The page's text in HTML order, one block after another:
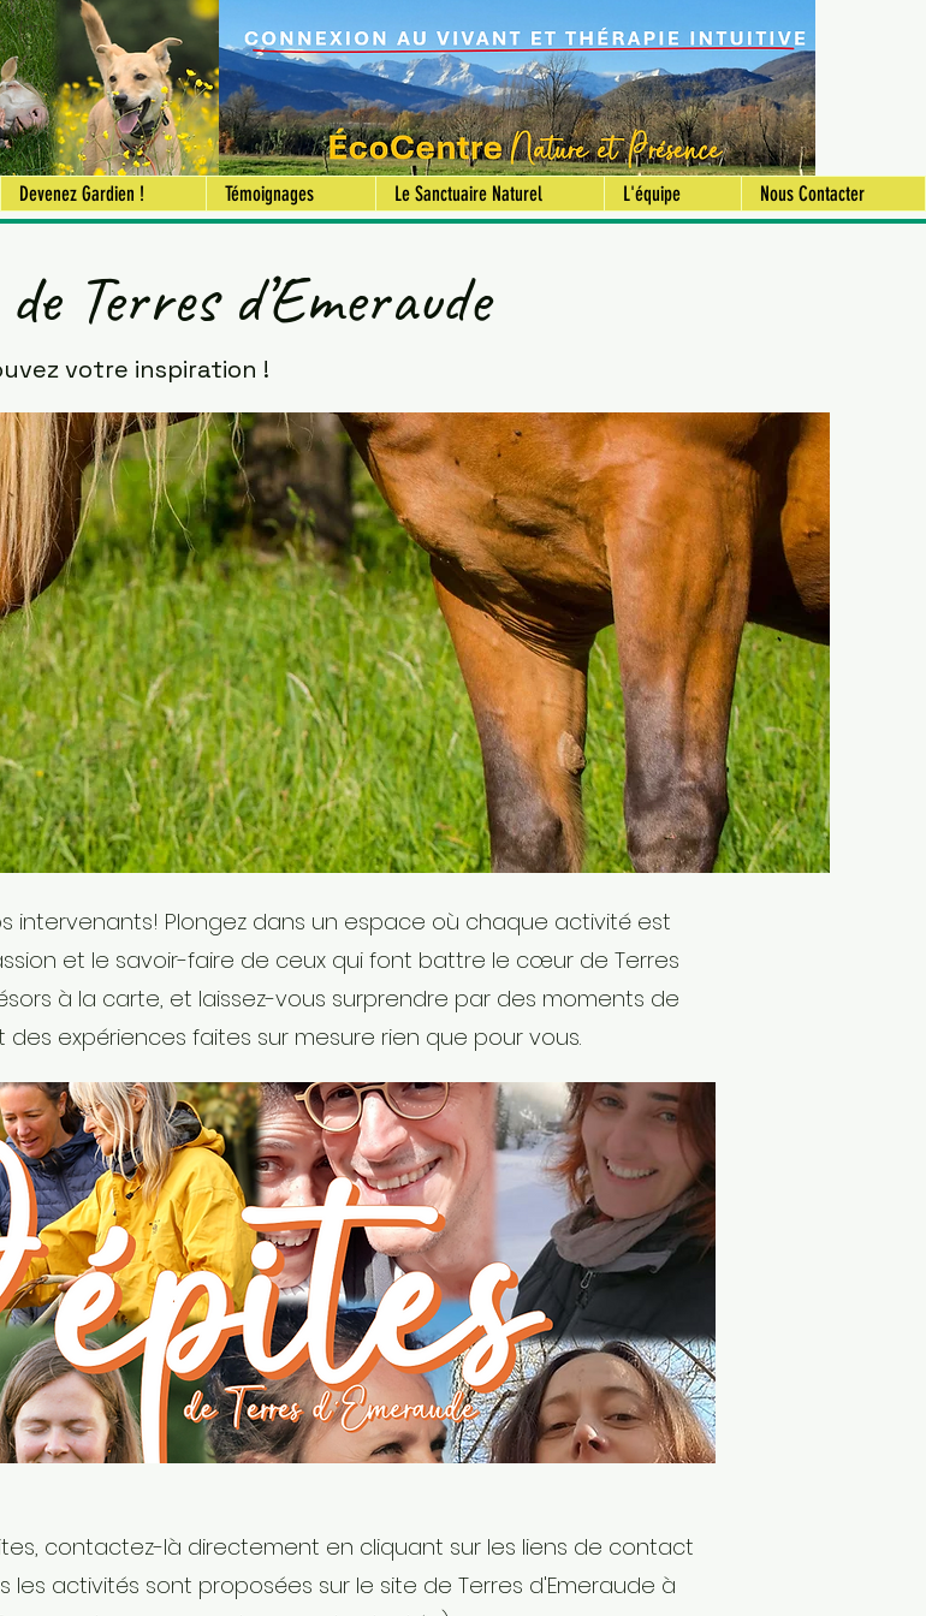
Devenez Gardien ! Témoignages Le Sanctuaire Naturel L'équipe Nous Contacter
Terres d’Emeraude
votre inspiration !
intervenants! Plongez dans un espace où chaque activité est
et le savoir-faire de ceux qui font battre le cœur de Terres
à la carte, et laissez-vous surprendre par des moments de
expériences faites sur mesure rien que pour vous.
contactez-là directement en cliquant sur les liens de contact
activités sont proposées sur le site de Terres d'Emeraude à